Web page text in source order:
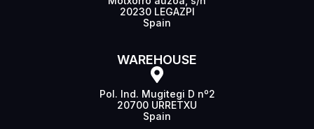
20230 LEGAZPI
Spain
WAREHOUSE
Pol. Ind. Mugitegi D nº2
20700 URRETXU
Spain